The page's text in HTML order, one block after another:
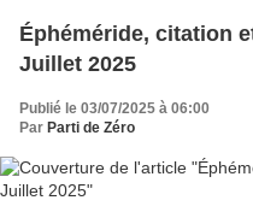
Éphéméride, citation
Juillet 2025
Publié le 03/07/2025 à 06:00
Par Parti de Zéro